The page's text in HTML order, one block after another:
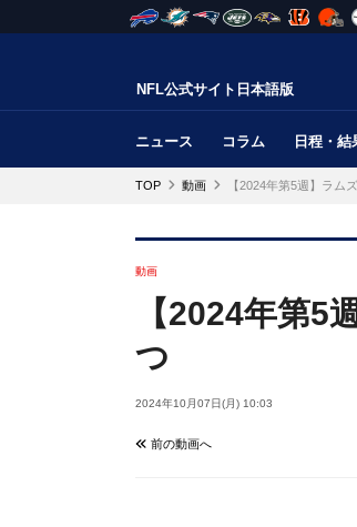
NFL公式サイト日本語版
ニュース コラム 日程・結
TOP 動画 【2024年第5週】ラム
動画
【2024年第5
つ
2024年10月07日(月) 10:03
前の動画へ